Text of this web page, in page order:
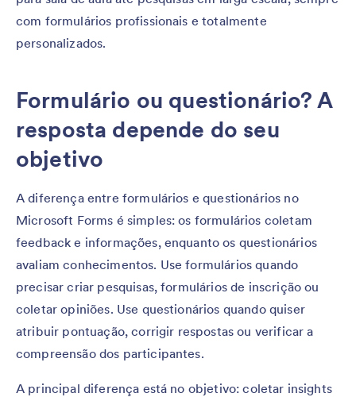
com formulários profissionais e totalmente
personalizados.
Formulário ou questionário? A
resposta depende do seu
objetivo
A diferença entre formulários e questionários no
Microsoft Forms é simples: os formulários coletam
feedback e informações, enquanto os questionários
avaliam conhecimentos. Use formulários quando
precisar criar pesquisas, formulários de inscrição ou
coletar opiniões. Use questionários quando quiser
atribuir pontuação, corrigir respostas ou verificar a
compreensão dos participantes.
A principal diferença está no objetivo: coletar insights